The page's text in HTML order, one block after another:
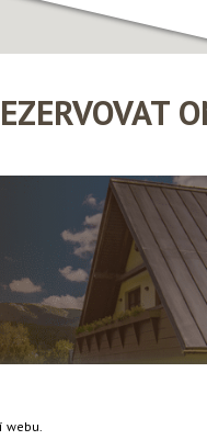
webu.